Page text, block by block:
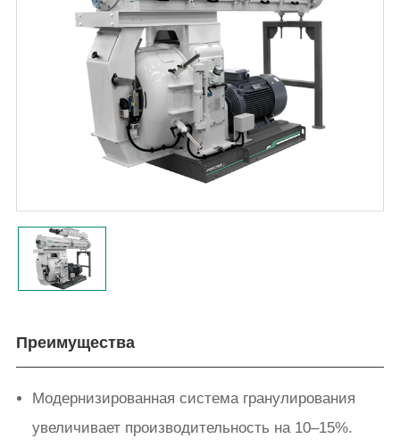
Преимущества
Модернизированная система гранулирования
увеличивает производительность на 10–15%.